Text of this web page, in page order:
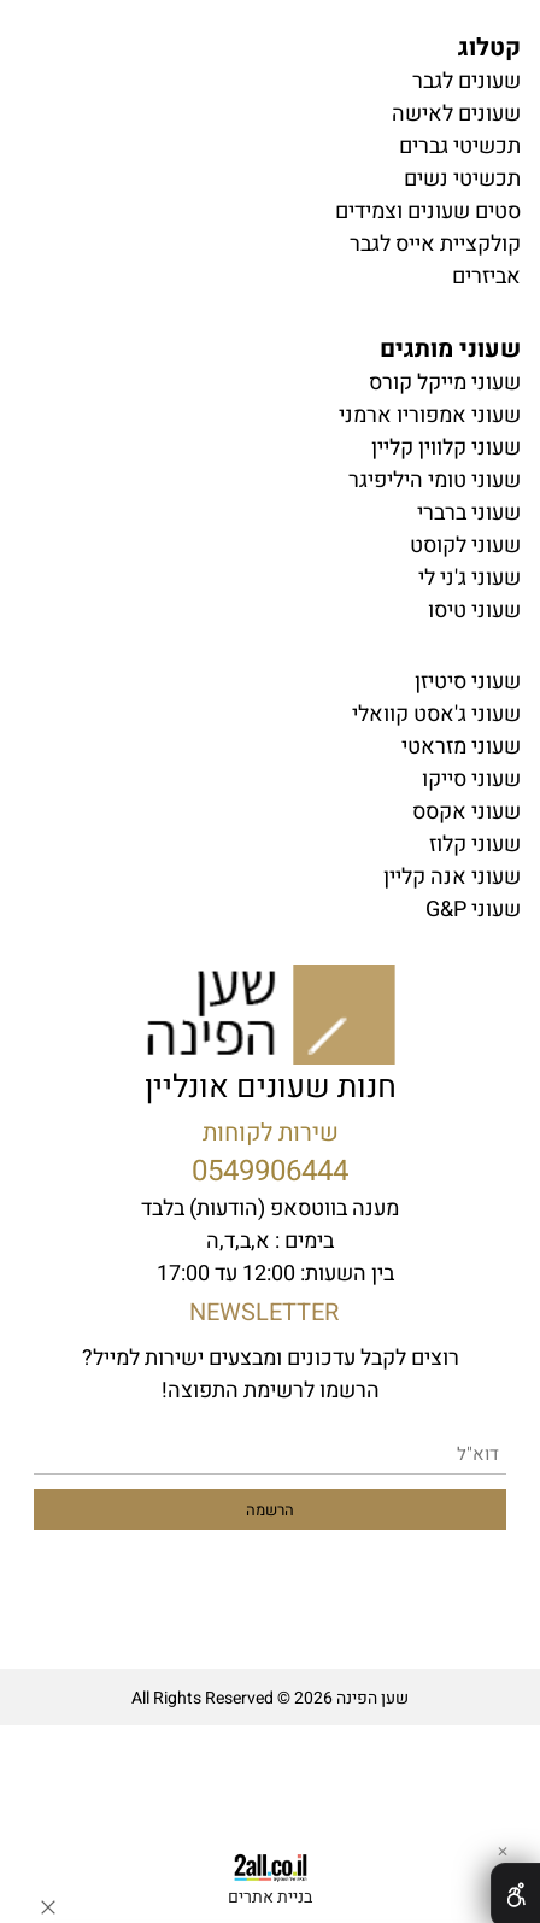
קטלוג
שעונים לגבר
שעונים לאישה
תכשיטי גברים
תכשיטי נשים
סטים שעונים וצמידים
קולקציית אייס לגבר
אביזרים
שעוני מותגים
שעוני מייקל קורס
שעוני אמפוריו ארמני
שעוני קלווין קליין
שעוני טומי היליפיגר
שעוני ברברי
שעוני לקוסט
שעוני ג'ני לי
שעוני טיסו
שעוני סיטיזן
שעוני ג'אסט קוואלי
שעוני מזראטי
שעוני סייקו
שעוני אקסס
שעוני קלוז
שעוני אנה קליין
שעוני G&P
חנות שעונים אונליין
שירות לקוחות
0549906444
מענה בווטסאפ (הודעות) בלבד
בימים : א,ב,ד,ה
בין השעות: 12:00 עד 17:00
NEWSLETTER
רוצים לקבל עדכונים ומבצעים ישירות למייל?
הרשמו לרשימת התפוצה!
שען הפינה All Rights Reserved © 2026
בניית אתרים
✕